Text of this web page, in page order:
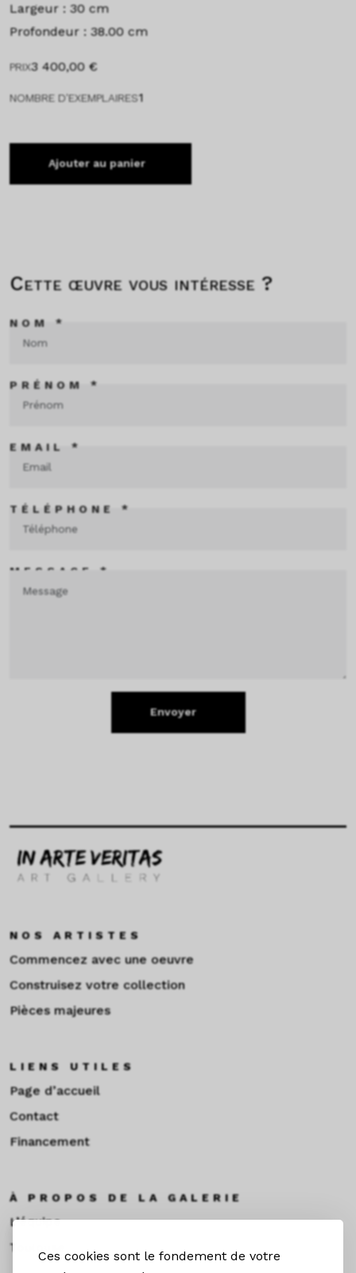
Ces cookies sont le fondement de votre
Largeur : 30 cm
Profondeur : 38.00 cm
PRIX3 400,00 €
NOMBRE D'EXEMPLAIRES1
Ajouter au panier
Cette œuvre vous intéresse ?
NOM *
PRÉNOM *
EMAIL *
TÉLÉPHONE *
MESSAGE *
Envoyer
NOS ARTISTES
Commencez avec une oeuvre
Construisez votre collection
Pièces majeures
LIENS UTILES
Page d’accueil
Contact
Financement
À PROPOS DE LA GALERIE
L’équipe
Toulouse